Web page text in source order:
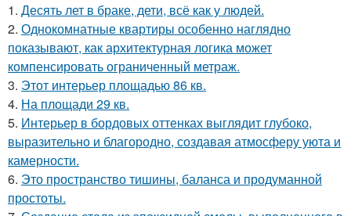
1. Десять лет в браке, дети, всё как у людей.
2. Однокомнатные квартиры особенно наглядно
показывают, как архитектурная логика может
компенсировать ограниченный метраж.
3. Этот интерьер площадью 86 кв.
4. На площади 29 кв.
5. Интерьер в бордовых оттенках выглядит глубоко,
выразительно и благородно, создавая атмосферу уюта и
камерности.
6. Это пространство тишины, баланса и продуманной
простоты.